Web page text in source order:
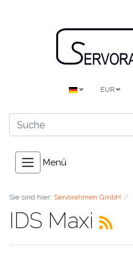
EUR
Menü
Sie sind hier: Servorahmen GmbH
IDS Maxi